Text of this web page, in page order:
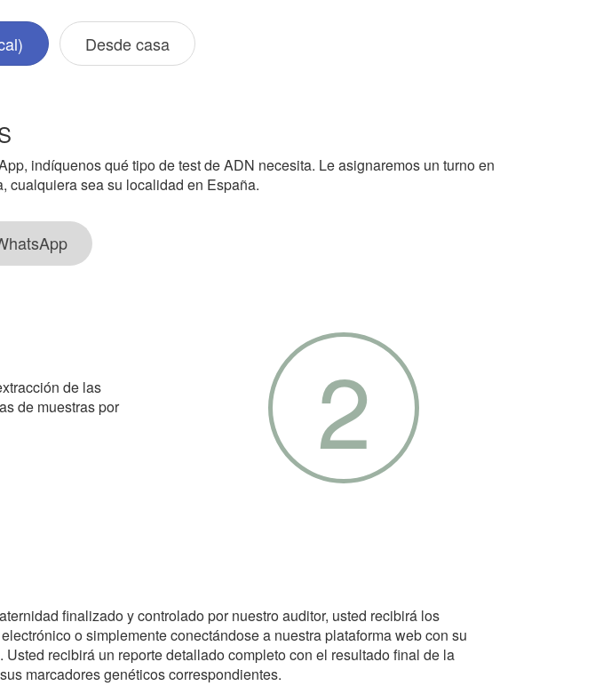
Desde casa
indíquenos qué tipo de test de ADN necesita. Le asignaremos un turno en
cualquiera sea su localidad en España.
2
de las
de muestras por
finalizado y controlado por nuestro auditor, usted recibirá los
o simplemente conectándose a nuestra plataforma web con su
recibirá un reporte detallado completo con el resultado final de la
marcadores genéticos correspondientes.